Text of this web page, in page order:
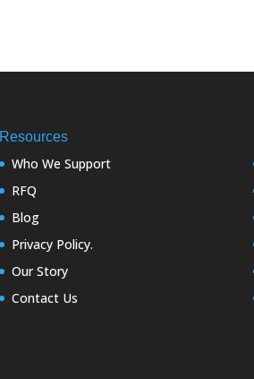
Resources
Who We Support
RFQ
Blog
Privacy Policy.
Our Story
Contact Us